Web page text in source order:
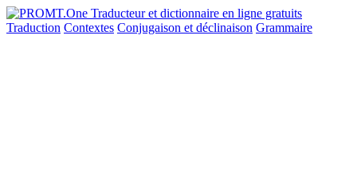
Traduction Contextes Conjugaison et déclinaison Grammaire